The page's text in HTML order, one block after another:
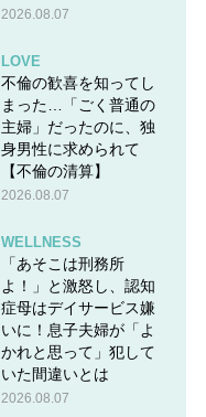
2026.08.07
LOVE
不倫の歓喜を知ってし
まった…「ごく普通の
主婦」だったのに、独
身男性に求められて
【不倫の清算】
2026.08.07
WELLNESS
「あそこは刑務所
よ！」と激怒し、認知
症母はデイサービス嫌
いに！息子夫婦が「よ
かれと思って」犯して
いた間違いとは
2026.08.07